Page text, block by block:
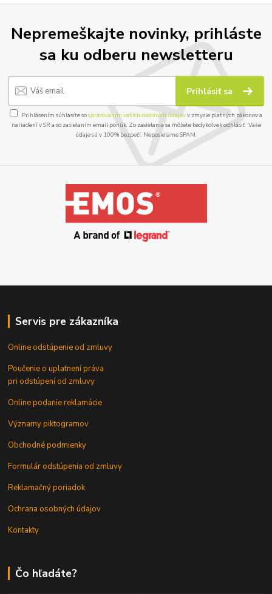
Nepremeškajte novinky, prihláste
sa ku odberu newsletteru
Prihlásiť sa
Prihlásením súhlasíte sospracovaním vašich osobných údajovv zmysle platných zákonov a
nariadení v SR a so zasielaním email ponúk. Zo zasielania sa môžete kedykoľvek odhlásiť. Vaše
údaje sú v 100% bezpečí. Neposielame SPAM.
Servis pre zákazníka
Online odstúpenie od zmluvy
Poučenie o uplatnení práva
pri odstúpení od zmluvy
Online podanie reklamácie
Významy piktogramov
Obchodné podmienky
Formulár odstúpenia od zmluvy
Reklamačný poriadok
Ochrana osobných údajov
Kontakty
Čo hľadáte?